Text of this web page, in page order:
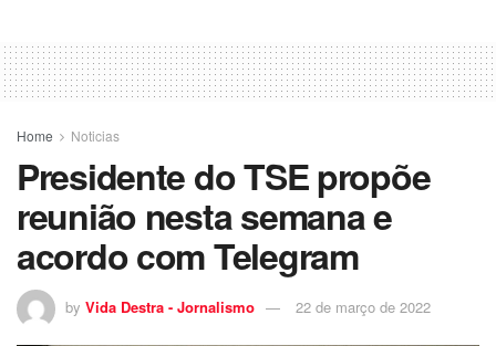
Home Noticias
Presidente do TSE propõe
reunião nesta semana e
acordo com Telegram
by Vida Destra - Jornalismo 22 de março de 2022